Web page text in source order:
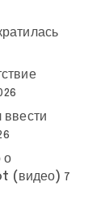
ввести
о
(видео) 7